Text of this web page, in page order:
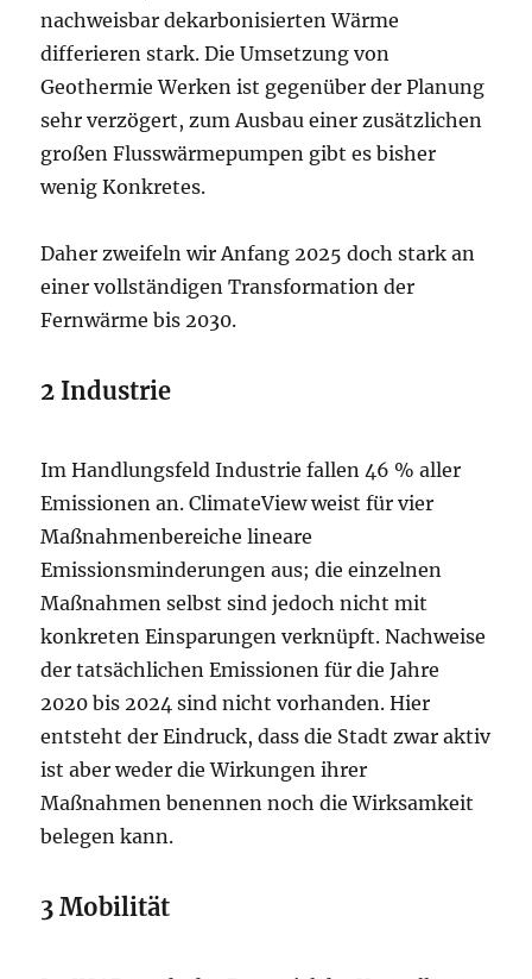
nachweisbar dekarbonisierten Wärme
differieren stark. Die Umsetzung von
Geothermie Werken ist gegenüber der Planung
sehr verzögert, zum Ausbau einer zusätzlichen
großen Flusswärmepumpen gibt es bisher
wenig Konkretes.
Daher zweifeln wir Anfang 2025 doch stark an
einer vollständigen Transformation der
Fernwärme bis 2030.
2 Industrie
Im Handlungsfeld Industrie fallen 46 % aller
Emissionen an. ClimateView weist für vier
Maßnahmenbereiche lineare
Emissionsminderungen aus; die einzelnen
Maßnahmen selbst sind jedoch nicht mit
konkreten Einsparungen verknüpft. Nachweise
der tatsächlichen Emissionen für die Jahre
2020 bis 2024 sind nicht vorhanden. Hier
entsteht der Eindruck, dass die Stadt zwar aktiv
ist aber weder die Wirkungen ihrer
Maßnahmen benennen noch die Wirksamkeit
belegen kann.
3 Mobilität